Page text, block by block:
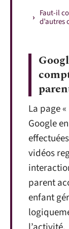
Faut-il
d’autres
La page
Google
vidéos
parent
enfant